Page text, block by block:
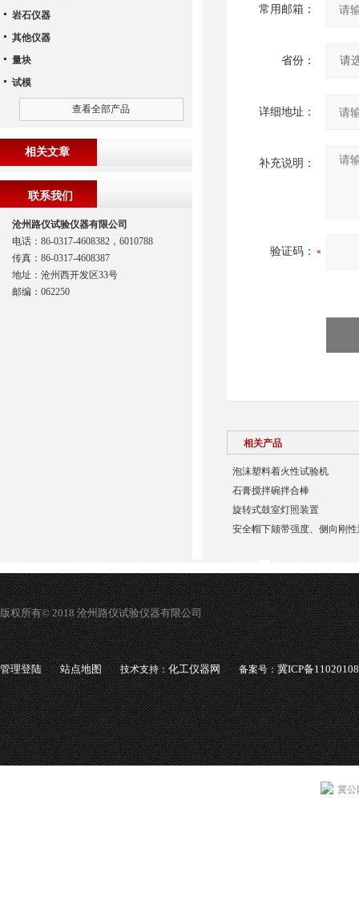
常用邮箱：
省份：
详细地址：
补充说明：
验证码：
相关产品
泡沫塑料着火性试验机
石膏搅拌碗拌合棒
​旋转式鼓室灯照装置
安全帽下颏带强度、侧向刚
岩石仪器
其他仪器
量块
试模
查看全部产品
相关文章
联系我们
沧州路仪试验仪器有限公司
电话：86-0317-4608382，6010788
传真：86-0317-4608387
地址：沧州西开发区33号
邮编：062250
版权所有© 2018 沧州路仪试验仪器有限公司
管理登陆 站点地图 技术支持：化工仪器网 备案号：冀ICP备
冀公